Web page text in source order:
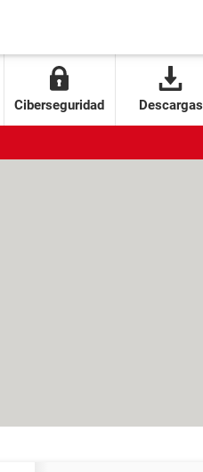
Ciberseguridad Descargas